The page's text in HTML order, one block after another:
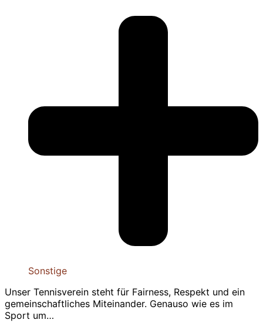
Sonstige
Unser Tennisverein steht für Fairness, Respekt und ein
gemeinschaftliches Miteinander. Genauso wie es im
Sport um…